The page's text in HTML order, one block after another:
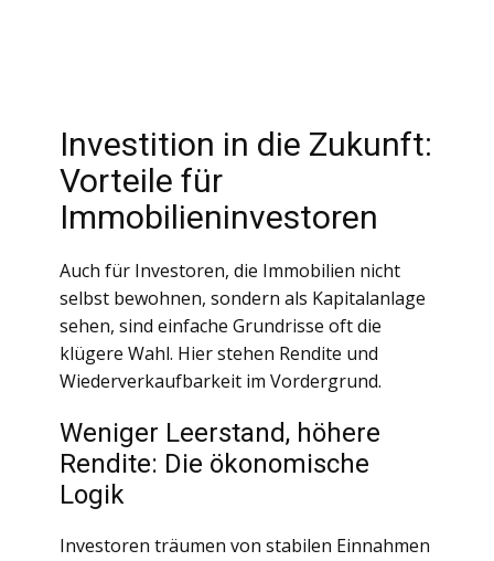
Investition in die Zukunft:
Vorteile für
Immobilieninvestoren
Auch für Investoren, die Immobilien nicht
selbst bewohnen, sondern als Kapitalanlage
sehen, sind einfache Grundrisse oft die
klügere Wahl. Hier stehen Rendite und
Wiederverkaufbarkeit im Vordergrund.
Weniger Leerstand, höhere
Rendite: Die ökonomische
Logik
Investoren träumen von stabilen Einnahmen